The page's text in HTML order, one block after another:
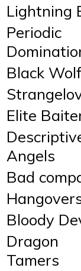
Lightning
Periodic
Black
Elite
Angels
Bad
Bloody
Dragon
Tamers